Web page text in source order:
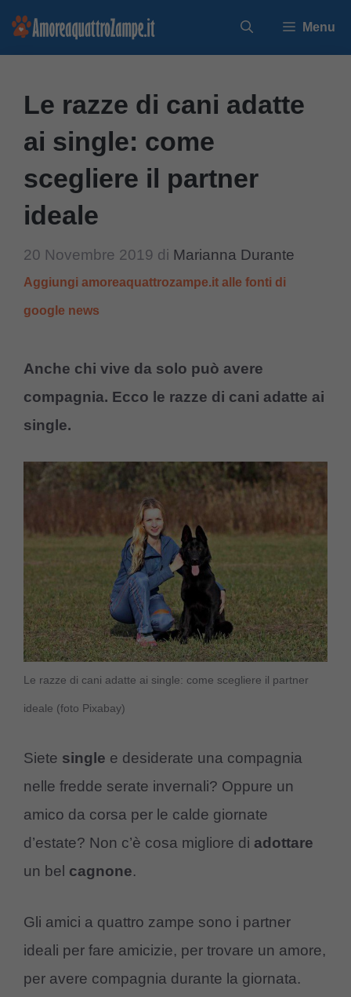
Vai
Menu
Le razze di cani adatte
ai single: come
scegliere il partner
ideale
20 Novembre 2019 di Marianna Durante
Aggiungi amoreaquattrozampe.it alle fonti di
google news
Anche chi vive da solo può avere
compagnia. Ecco le razze di cani adatte ai
single.
Le razze di cani adatte ai single: come scegliere il partner
ideale (foto Pixabay)
Siete single e desiderate una compagnia
nelle fredde serate invernali? Oppure un
amico da corsa per le calde giornate
d’estate? Non c’è cosa migliore di adottare
un bel cagnone.
Gli amici a quattro zampe sono i partner
ideali per fare amicizie, per trovare un amore,
per avere compagnia durante la giornata.